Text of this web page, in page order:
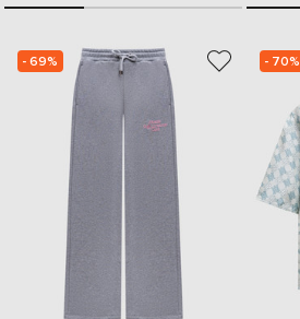
- 69% - 70%